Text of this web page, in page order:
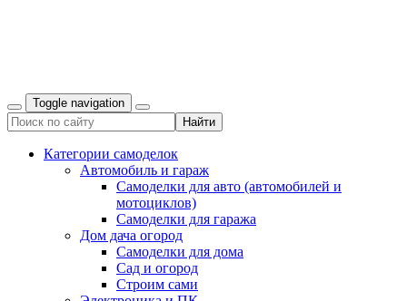
Toggle navigation
Категории самоделок
Автомобиль и гараж
Самоделки для авто (автомобилей и
мотоциклов)
Самоделки для гаража
Дом дача огород
Самоделки для дома
Сад и огород
Строим сами